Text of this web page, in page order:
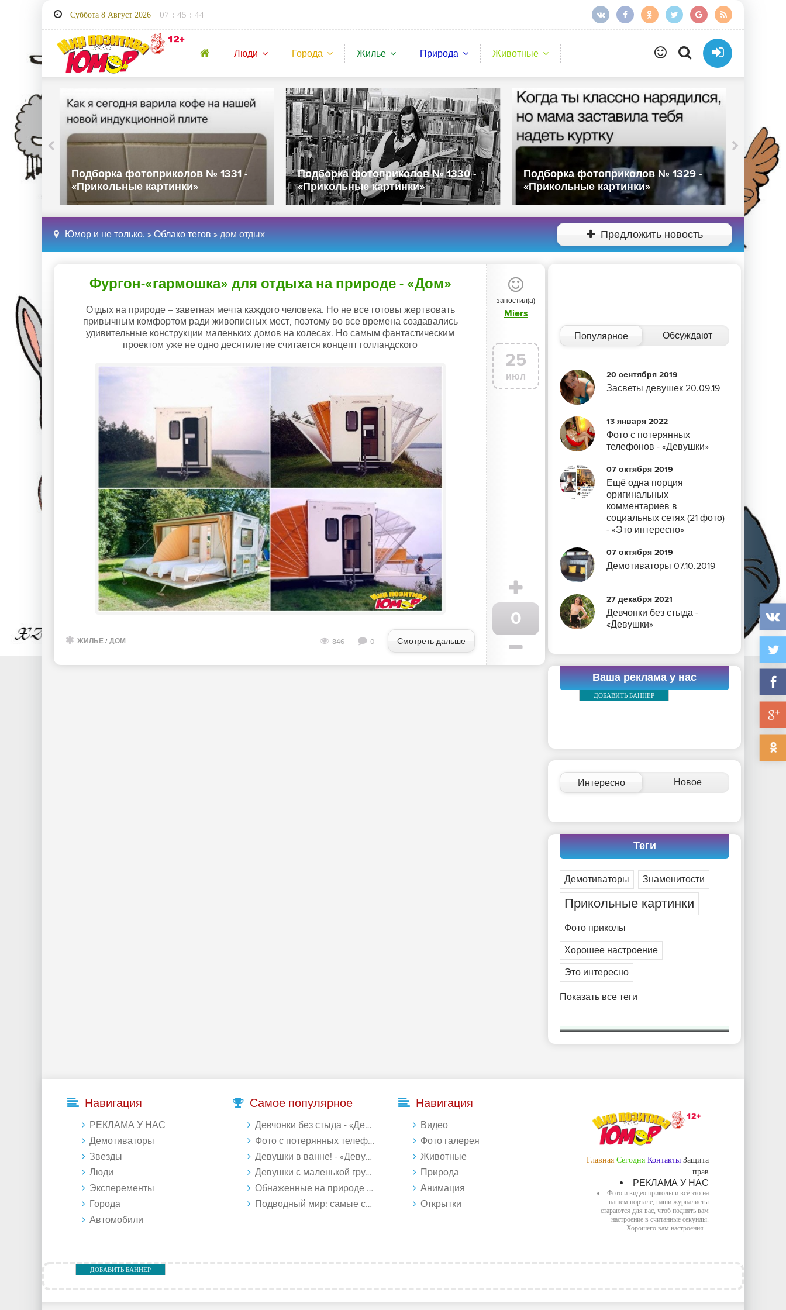
Суббота 8 Август 2026 07 : 45 : 45
Люди Города Жилье Природа Животные
Подборка фотоприколов № 1331 -
«Прикольные картинки»
Подборка фотоприколов № 1330 -
«Прикольные картинки»
Подборка фотоприколов № 1329 -
«Прикольные картинки»
Юмор и не только. » Облако тегов » дом отдых Предложить новость
Фургон-«гармошка» для отдыха на природе - «Дом»
Отдых на природе – заветная мечта каждого человека. Но не все готовы жертвовать
привычным комфортом ради живописных мест, поэтому во все времена создавались
удивительные конструкции маленьких домов на колесах. Но самым фантастическим
проектом уже не одно десятилетие считается концепт голландского
ЖИЛЬЕ / ДОМ 846 0 Смотреть дальше
запостил(а)
Miers
25
июл
0
Популярное Обсуждают
20 сентября 2019
Засветы девушек 20.09.19
13 января 2022
Фото с потерянных
телефонов - «Девушки»
07 октября 2019
Ещё одна порция
оригинальных
комментариев в
социальных сетях (21 фото)
- «Это интересно»
07 октября 2019
Демотиваторы 07.10.2019
27 декабря 2021
Девчонки без стыда -
«Девушки»
Ваша реклама у нас
ДОБАВИТЬ БАННЕР
Интересно Новое
Теги
Демотиваторы Знаменитости
Прикольные картинки
Фото приколы
Хорошее настроение
Это интересно
Показать все теги
Навигация
РЕКЛАМА У НАС
Демотиваторы
Звезды
Люди
Эксперементы
Города
Автомобили
Самое популярное
Девчонки без стыда - «Девушки»
Фото с потерянных телефонов - «Девушки»
Девушки в ванне! - «Девушки»
Девушки с маленькой грудью - «Девушки»
Обнаженные на природе - «Девушки»
Подводный мир: самые странные обитатели океана (18 фото)
Навигация
Видео
Фото галерея
Животные
Природа
Анимация
Открытки
Главная Сегодня Контакты Защита
прав
РЕКЛАМА У НАС
Фото и видео приколы и всё это на
нашем портале, наши журналисты
стараются для вас, чтоб поднять вам
настроение в считанные секунды.
Хорошего вам настроения...
ДОБАВИТЬ БАННЕР